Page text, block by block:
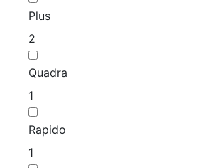
Plus
2
Quadra
1
Rapido
1